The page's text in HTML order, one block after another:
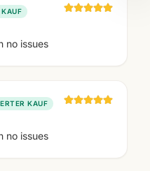
no issues
KAUF
no issues